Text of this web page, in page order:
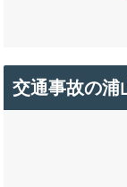
交通事故の浦